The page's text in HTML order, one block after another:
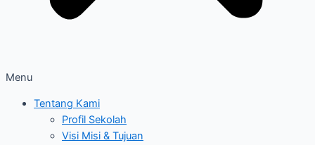
Menu
Tentang Kami
Profil Sekolah
Visi Misi & Tujuan